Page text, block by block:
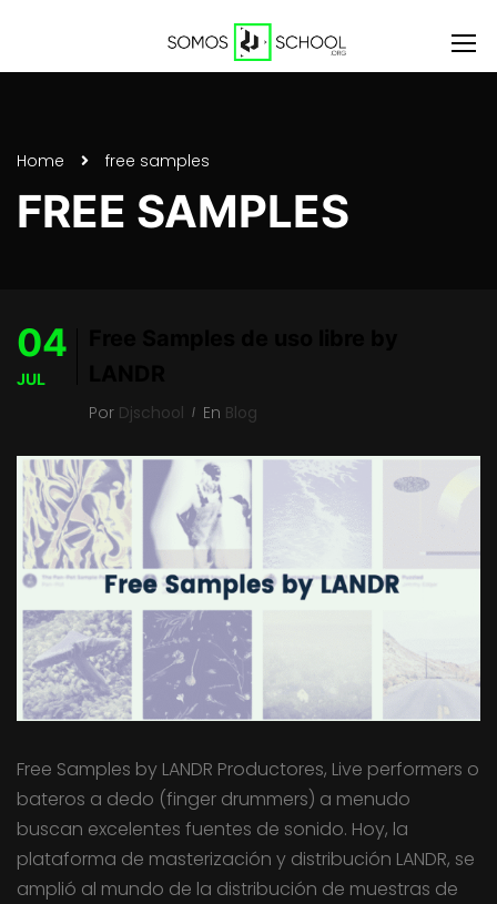
Home free samples
FREE SAMPLES
04
JUL
Por Djschool En Blog
Free Samples by LANDR Productores, Live performers o
bateros a dedo (finger drummers) a menudo
buscan excelentes fuentes de sonido. Hoy, la
plataforma de masterización y distribución LANDR, se
amplió al mundo de la distribución de muestras de